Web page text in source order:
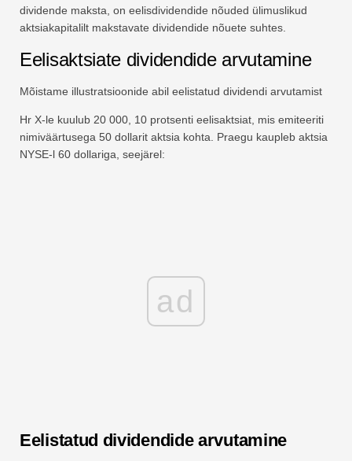
dividende maksta, on eelisdividendide nõuded ülimuslikud
aktsiakapitalilt makstavate dividendide nõuete suhtes.
Eelisaktsiate dividendide arvutamine
Mõistame illustratsioonide abil eelistatud dividendi arvutamist
Hr X-le kuulub 20 000, 10 protsenti eelisaktsiat, mis emiteeriti
nimiväärtusega 50 dollarit aktsia kohta. Praegu kaupleb aktsia
NYSE-l 60 dollariga, seejärel:
ad
Eelistatud dividendide arvutamine